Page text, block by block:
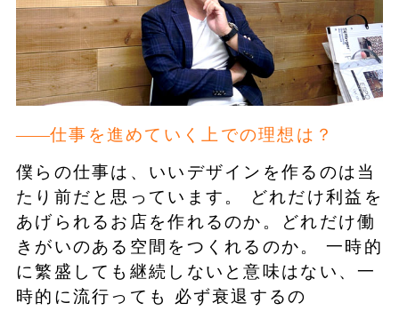
仕事を進めていく上での理想は？
僕らの仕事は、いいデザインを作るのは当
たり前だと思っています。 どれだけ利益を
あげられるお店を作れるのか。どれだけ働
きがいのある空間をつくれるのか。 一時的
に繁盛しても継続しないと意味はない、一
時的に流行っても 必ず衰退するの